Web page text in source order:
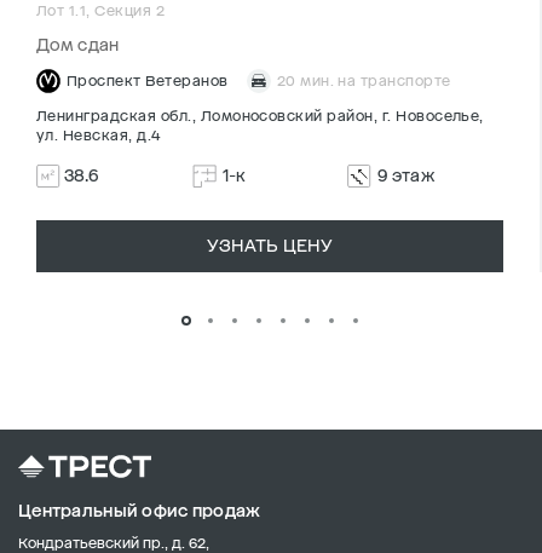
Лот 1.1, Секция 2
Дом сдан
Проспект Ветеранов 20 мин. на транспорте
Ленинградская обл., Ломоносовский район, г. Новоселье,
ул. Невская, д.4
38.6 1-к 9 этаж
УЗНАТЬ ЦЕНУ
Центральный офис продаж
Кондратьевский пр., д. 62,